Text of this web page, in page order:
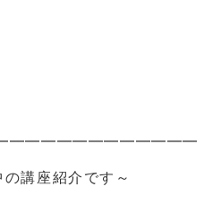
講座紹介です～